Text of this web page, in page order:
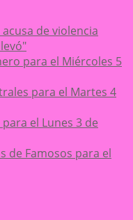
de violencia
para el Miércoles 5
para el Martes 4
el Lunes 3 de
de Famosos para el